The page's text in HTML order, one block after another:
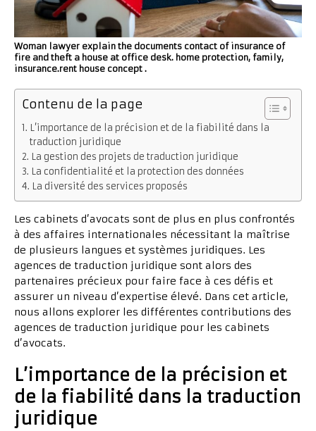
Woman lawyer explain the documents contact of insurance of
fire and theft a house at office desk. home protection, family,
insurance.rent house concept .
Contenu de la page
L’importance de la précision et de la fiabilité dans la
traduction juridique
La gestion des projets de traduction juridique
La confidentialité et la protection des données
La diversité des services proposés
Les cabinets d’avocats sont de plus en plus confrontés
à des affaires internationales nécessitant la maîtrise
de plusieurs langues et systèmes juridiques. Les
agences de traduction juridique sont alors des
partenaires précieux pour faire face à ces défis et
assurer un niveau d’expertise élevé. Dans cet article,
nous allons explorer les différentes contributions des
agences de traduction juridique pour les cabinets
d’avocats.
L’importance de la précision et
de la fiabilité dans la traduction
juridique